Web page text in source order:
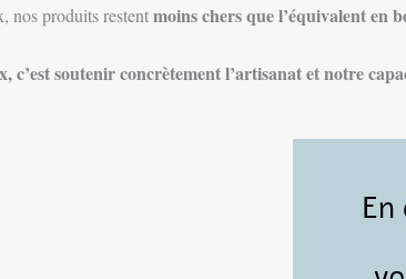
nos produits restentmoins chers que l’équivalent en
c’est soutenir concrètement l’artisanat et notre